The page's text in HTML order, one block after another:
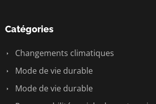
Catégories
Changements climatiques
Mode de vie durable
Mode de vie durable